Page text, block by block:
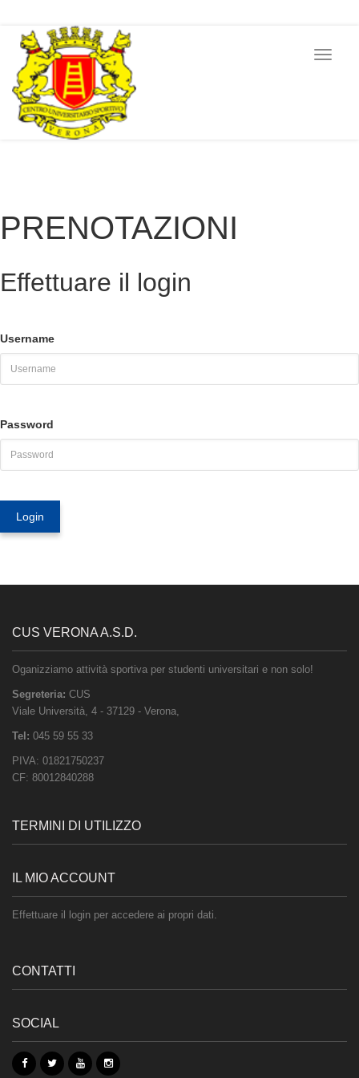
Toggle
PRENOTAZIONI
Effettuare il login
Username
Password
CUS VERONA A.S.D.
Oganizziamo attività sportiva per studenti universitari e non solo!
Segreteria: CUS
Viale Università, 4 - 37129 - Verona,
Tel: 045 59 55 33
PIVA: 01821750237
CF: 80012840288
TERMINI DI UTILIZZO
IL MIO ACCOUNT
Effettuare il login per accedere ai propri dati.
CONTATTI
SOCIAL